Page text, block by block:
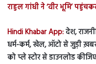
राहुल गांधी ने ‘वीर भूमि’
Hindi Khabar App:देश,
धर्म-कर्म, खेल, ऑटो से जुड़ी
को प्ले स्टोर से डाउनलोड